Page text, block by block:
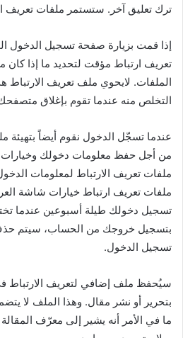
ترك تعليق آخر. ستستمر ملفات تعريف
إذا قمت بزيارة صفحة تسجيل الدخول
تعريف ارتباط مؤقت لتحديد ما إذا
الملفات. لايحوي ملف تعريف الارتباط
التخلص منه عندما تقوم بإغلاق
عندما تسجّل الدخول نقوم أيضاً بتهيئة
من أجل حفظ معلومات دخولك
ملفات تعريف الارتباط لمعلومات
ملفات تعريف ارتباط خيارات شاشة
تسجيل دخولك طيلة أسبوعين عندما
بتسجيل خروجك من الحساب، سيتم
تسجيل الدخول.
سيُحفظ ملف إضافي لتعريف
بتحرير أو نشر مقال. وهذا الملف لا
ما في الأمر أنه يشير إلى معرّف